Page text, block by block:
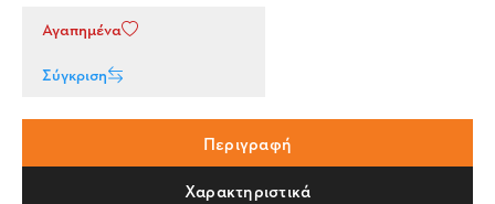
Αγαπημένα
Σύγκριση
Περιγραφή
Χαρακτηριστικά